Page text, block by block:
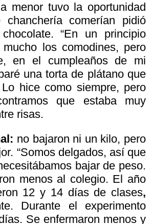
menor tuvo la oportunidad
comerían pidió
“En un principio
mucho los comodines, pero
en el cumpleaños de mi
una torta de plátano que
hice como siempre, pero
que estaba muy
risas.
no bajaron ni un kilo, pero
“Somos delgados, así que
bajar de peso.
menos al colegio. El año
12 y 14 días de clases,
Durante el experimento
Se enfermaron menos y